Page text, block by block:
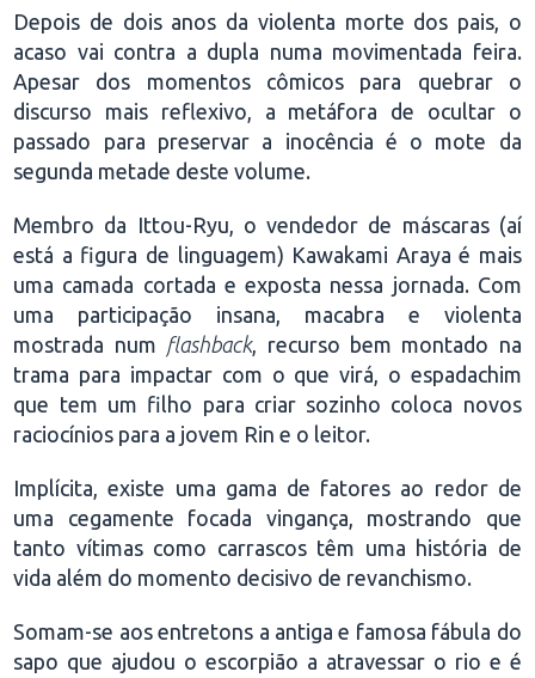
Depois de dois anos da violenta morte dos pais, o
acaso vai contra a dupla numa movimentada feira.
Apesar dos momentos cômicos para quebrar o
discurso mais reflexivo, a metáfora de ocultar o
passado para preservar a inocência é o mote da
segunda metade deste volume.
Membro da Ittou-Ryu, o vendedor de máscaras (aí
está a figura de linguagem) Kawakami Araya é mais
uma camada cortada e exposta nessa jornada. Com
uma participação insana, macabra e violenta
mostrada num flashback, recurso bem montado na
trama para impactar com o que virá, o espadachim
que tem um filho para criar sozinho coloca novos
raciocínios para a jovem Rin e o leitor.
Implícita, existe uma gama de fatores ao redor de
uma cegamente focada vingança, mostrando que
tanto vítimas como carrascos têm uma história de
vida além do momento decisivo de revanchismo.
Somam-se aos entretons a antiga e famosa fábula do
sapo que ajudou o escorpião a atravessar o rio e é